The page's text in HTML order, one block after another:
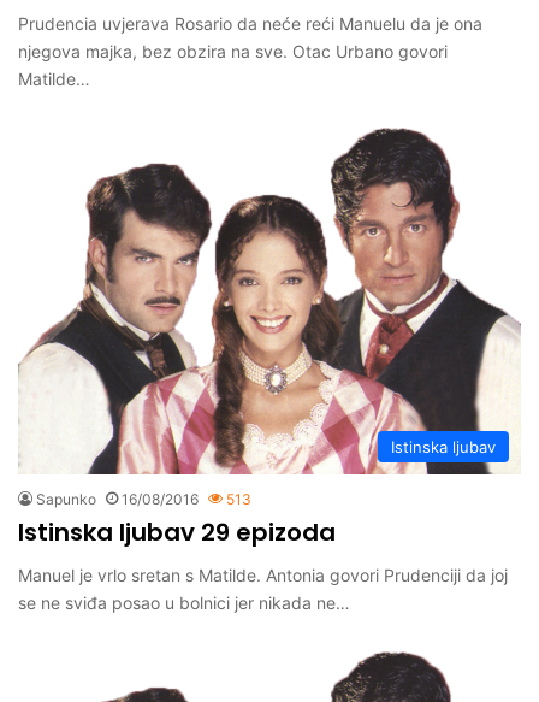
Prudencia uvjerava Rosario da neće reći Manuelu da je ona
njegova majka, bez obzira na sve. Otac Urbano govori
Matilde…
Istinska ljubav
Sapunko 16/08/2016 513
Istinska ljubav 29 epizoda
Manuel je vrlo sretan s Matilde. Antonia govori Prudenciji da joj
se ne sviđa posao u bolnici jer nikada ne…